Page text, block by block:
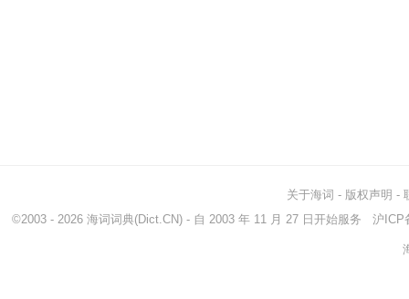
关于海词 - 版权声明 -
©2003 - 2026 海词词典(Dict.CN) - 自 2003 年 11 月 27 日开始服务 沪ICP